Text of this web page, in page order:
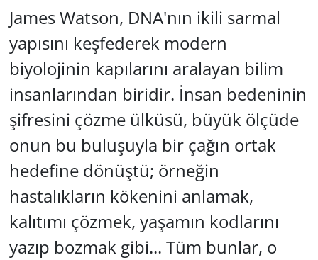
James Watson, DNA'nın ikili sarmal
yapısını keşfederek modern
biyolojinin kapılarını aralayan bilim
insanlarından biridir. İnsan bedeninin
şifresini çözme ülküsü, büyük ölçüde
onun bu buluşuyla bir çağın ortak
hedefine dönüştü; örneğin
hastalıkların kökenini anlamak,
kalıtımı çözmek, yaşamın kodlarını
yazıp bozmak gibi... Tüm bunlar, o
GÜNDEM
HABERDE İNSAN
KÜLTÜR SANAT
MAGAZİN
POLİTİKA
RESMİ İLANLAR
SAĞLIK